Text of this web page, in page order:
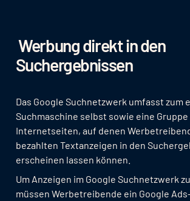
Werbung direkt in den
Suchergebnissen
Das Google Suchnetzwerk umfasst zum
Suchmaschine selbst sowie eine Gruppe
Internetseiten, auf denen
bezahlten Textanzeigen in den
erscheinen lassen können.
Um Anzeigen im Google Suchnetzwerk
müssen Werbetreibende ein Google